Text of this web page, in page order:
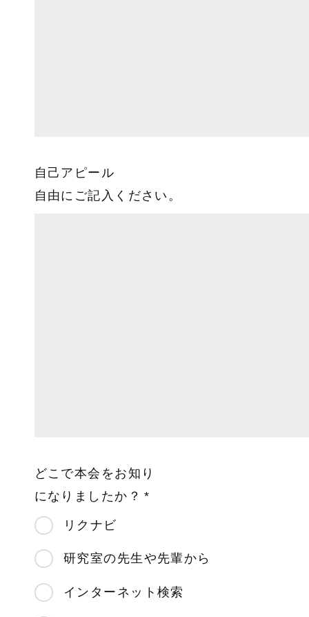
自己アピール
自由にご記入ください。
どこで本会をお知り
になりましたか？
リクナビ
研究室の先生や先輩から
インターネット検索